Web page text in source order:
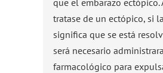
tratase de un ectópico, si
significa que se está
será necesario
farmacológico para